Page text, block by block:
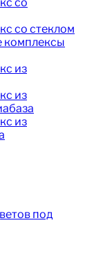
со стеклом
комплексы
из
из
из
под